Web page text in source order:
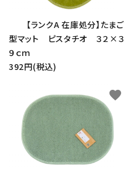
【ランクA 在庫処分】たまご
型マット ピスタチオ ３２×３
９ｃｍ
392円(税込)
favorite